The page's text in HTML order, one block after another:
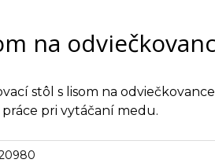
na
stôl s lisom na odviečkovance
pri vytáčaní medu.